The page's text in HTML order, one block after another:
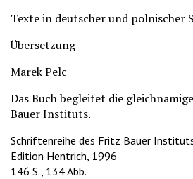
Texte in deutscher und polnischer
Übersetzung
Marek Pelc
Das Buch begleitet die
Bauer Instituts.
Schriftenreihe des Fritz Bauer
Edition Hentrich, 1996
146 S., 134 Abb.